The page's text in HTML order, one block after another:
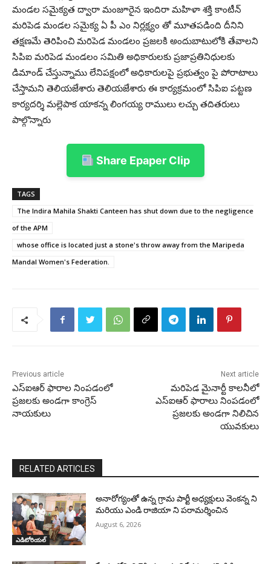
మండల సమైక్యత ద్వారా మంజూరైన ఇందిరా మహిళా శక్తి కాంటీన్
మరిపెడ మండల సమైక్య ఏ పీ ఎం నిర్లక్ష్యం తో మూతపడింది దీనిని
తక్షణమే తెరిపించి మరిపెడ మండలం ప్రజలకి అందుబాటులోకి తేవాలని
సిపిఐ మరిపెడ మండలం సమితి అధికారులకు ప్రజాప్రతినిధులకు
డిమాండ్ చేస్తున్నాము లేనిపక్షంలో అధికారులపై ప్రభుత్వం పై పోరాటాలు
చేస్తామని తెలియజేశారు తెలియజేశారు ఈ కార్యక్రమంలో సిపిఐ పట్టణ
కార్యదర్శి మల్లెపాక యాకన్న లింగయ్య రాములు లచ్చు తదితరులు
పాల్గొన్నారు
Share Epaper Clip
TAGS
The Indira Mahila Shakti Canteen has shut down due to the negligence
of the APM
whose office is located just a stone's throw away from the Maripeda
Mandal Women's Federation.
Previous article
ఎస్‌ఐఆర్ ఫారాల నింపడంలో
ప్రజలకు అండగా కాంగ్రెస్
నాయకులు
Next article
మరిపెడ మైనార్టీ కాలనీలో
ఎస్‌ఐఆర్ ఫారాలు నింపడంలో
ప్రజలకు అండగా నిలిచిన
యువకులు
RELATED ARTICLES
ఎడిటోరియల్
అనారోగ్యంతో ఉన్న గ్రామ పార్టీ అధ్యక్షులు వెంకన్న ని
మరియు ఎండి రాజియా ని పరామర్శించిన
August 6, 2026